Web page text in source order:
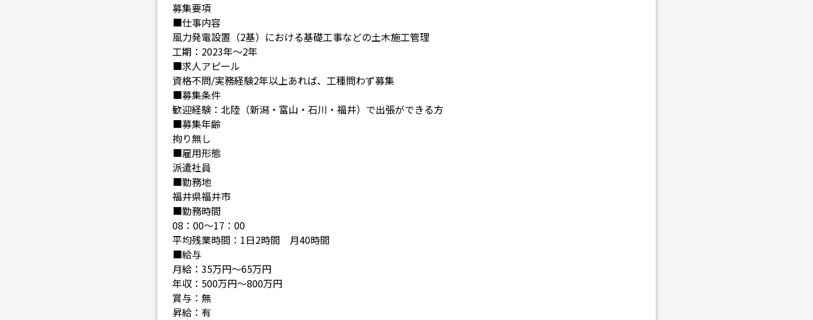
募集要項
■仕事内容
風力発電設置（2基）における基礎工事などの土木施工管理
工期：2023年～2年
■求人アピール
資格不問/実務経験2年以上あれば、工種問わず募集
■募集条件
歓迎経験：北陸（新潟・富山・石川・福井）で出張ができる方
■募集年齢
拘り無し
■雇用形態
派遣社員
■勤務地
福井県福井市
■勤務時間
08：00～17：00
平均残業時間：1日2時間 月40時間
■給与
月給：35万円～65万円
年収：500万円～800万円
賞与：無
昇給：有